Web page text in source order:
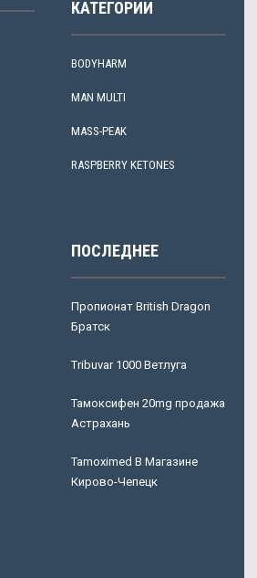
КАТЕГОРИИ
BODYHARM
MAN MULTI
MASS-PEAK
RASPBERRY KETONES
ПОСЛЕДНЕЕ
Пропионат British Dragon
Братск
Tribuvar 1000 Ветлуга
Тамоксифен 20mg продажа
Астрахань
Tamoximed В Магазине
Кирово-Чепецк